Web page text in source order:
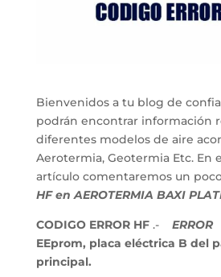
Bienvenidos a tu blog de
podrán encontrar información
diferentes modelos de aire
Aerotermia, Geotermia Etc. En
artículo comentaremos un
HF en AEROTERMIA BAXI
CODIGO ERROR HF.- ERROR
EEprom, placa eléctrica B del
principal.